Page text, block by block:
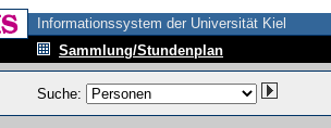
Informationssystem der Universität Kiel
Sammlung/Stundenplan
Suche: